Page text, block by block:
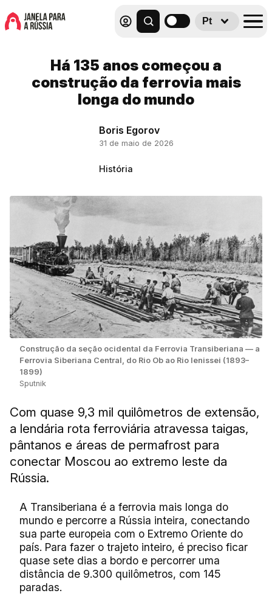
Pt
Há 135 anos começou a
construção da ferrovia mais
longa do mundo
Boris Egorov
31 de maio de 2026
História
Construção da seção ocidental da Ferrovia Transiberiana — a
Ferrovia Siberiana Central, do Rio Ob ao Rio Ienissei (1893–
1899)
Sputnik
Com quase 9,3 mil quilômetros de extensão,
a lendária rota ferroviária atravessa taigas,
pântanos e áreas de permafrost para
conectar Moscou ao extremo leste da
Rússia.
A Transiberiana é a ferrovia mais longa do
mundo e percorre a Rússia inteira, conectando
sua parte europeia com o Extremo Oriente do
país. Para fazer o trajeto inteiro, é preciso ficar
quase sete dias a bordo e percorrer uma
distância de 9.300 quilômetros, com 145
paradas.